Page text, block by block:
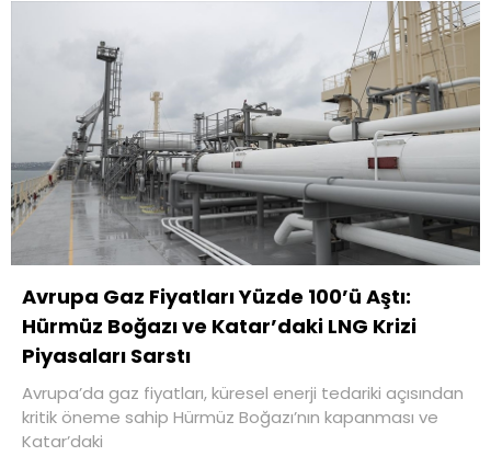
Avrupa Gaz Fiyatları Yüzde 100’ü Aştı:
Hürmüz Boğazı ve Katar’daki LNG Krizi
Piyasaları Sarstı
Avrupa’da gaz fiyatları, küresel enerji tedariki açısından
kritik öneme sahip Hürmüz Boğazı’nın kapanması ve
Katar’daki